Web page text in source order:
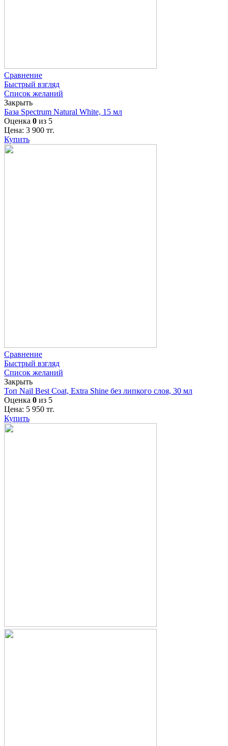
Сравнение
Быстрый взгляд
Список желаний
Закрыть
База Spectrum Natural White, 15 мл
Оценка 0 из 5
Цена: 3 900 тг.
Купить
Сравнение
Быстрый взгляд
Список желаний
Закрыть
Топ Nail Best Coat, Extra Shine без липкого слоя, 30 мл
Оценка 0 из 5
Цена: 5 950 тг.
Купить